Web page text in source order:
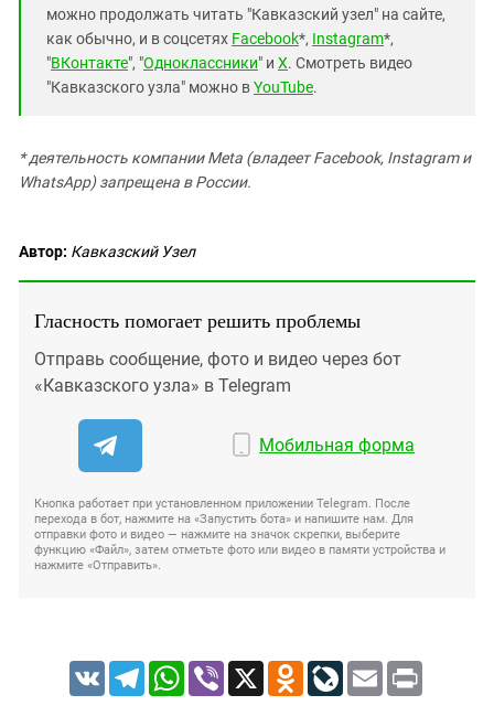
можно продолжать читать "Кавказский узел" на сайте,
как обычно, и в соцсетях Facebook*, Instagram*,
"ВКонтакте", "Одноклассники" и X. Смотреть видео
"Кавказского узла" можно вYouTube.
* деятельность компании Meta (владеет Facebook, Instagram и
WhatsApp) запрещена в России.
Автор: Кавказский Узел
Гласность помогает решить проблемы
Отправь сообщение, фото и видео через бот
«Кавказского узла» в Telegram
Мобильная форма
Кнопка работает при установленном приложении Telegram. После
перехода в бот, нажмите на «Запустить бота» и напишите нам. Для
отправки фото и видео — нажмите на значок скрепки, выберите
функцию «Файл», затем отметьте фото или видео в памяти устройства и
нажмите «Отправить».
VK TelegramWhatsApp
Viber X Odnoklassniki
LiveJournal
Email Print